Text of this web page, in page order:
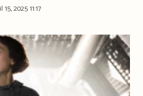
15, 2025 11:17